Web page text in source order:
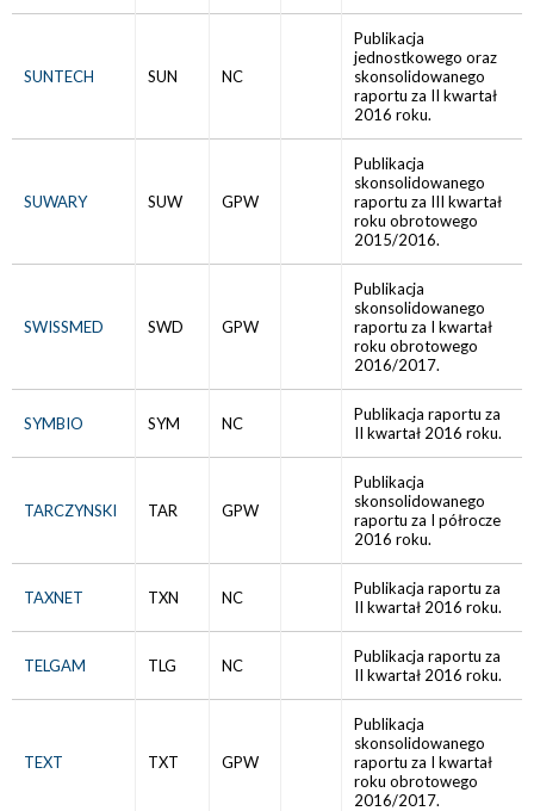
SUNTECH SUN NC
Publikacja
jednostkowego oraz
skonsolidowanego
raportu za II kwartał
2016 roku.
SUWARY SUW GPW
Publikacja
skonsolidowanego
raportu za III kwartał
roku obrotowego
2015/2016.
SWISSMED SWD GPW
Publikacja
skonsolidowanego
raportu za I kwartał
roku obrotowego
2016/2017.
SYMBIO SYM NC
Publikacja raportu za
II kwartał 2016 roku.
TARCZYNSKI TAR GPW
Publikacja
skonsolidowanego
raportu za I półrocze
2016 roku.
TAXNET TXN NC
Publikacja raportu za
II kwartał 2016 roku.
TELGAM TLG NC
Publikacja raportu za
II kwartał 2016 roku.
TEXT TXT GPW
Publikacja
skonsolidowanego
raportu za I kwartał
roku obrotowego
2016/2017.